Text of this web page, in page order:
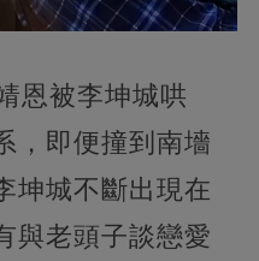
恩被李坤城哄
，即便撞到南墻
坤城不斷出現在
與老頭子談戀愛